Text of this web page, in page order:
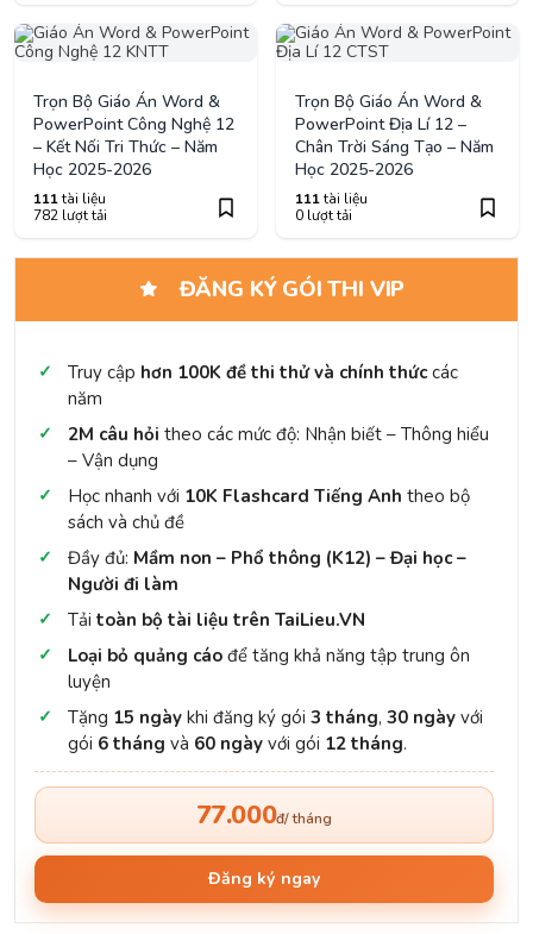
Trọn Bộ Giáo Án Word &
PowerPoint Công Nghệ 12
– Kết Nối Tri Thức – Năm
Học 2025-2026
111tài liệu
782 lượt tải
Trọn Bộ Giáo Án Word &
PowerPoint Địa Lí 12 –
Chân Trời Sáng Tạo – Năm
Học 2025-2026
111tài liệu
0 lượt tải
ĐĂNG KÝ GÓI THI VIP
Truy cập hơn 100K đề thi thử và chính thứccác
năm
2M câu hỏi theo các mức độ: Nhận biết – Thông hiểu
– Vận dụng
Học nhanh với 10K Flashcard Tiếng Anh theo bộ
sách và chủ đề
Đầy đủ: Mầm non – Phổ thông (K12) – Đại học –
Người đi làm
Tải toàn bộ tài liệu trên TaiLieu.VN
Loại bỏ quảng cáo để tăng khả năng tập trung ôn
luyện
Tặng 15 ngày khi đăng ký gói 3 tháng, 30 ngày với
gói 6 tháng và 60 ngày với gói 12 tháng.
77.000đ/ tháng
Đăng ký ngay